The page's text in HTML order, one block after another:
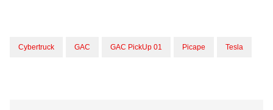
Cybertruck GAC GAC PickUp 01 Picape Tesla